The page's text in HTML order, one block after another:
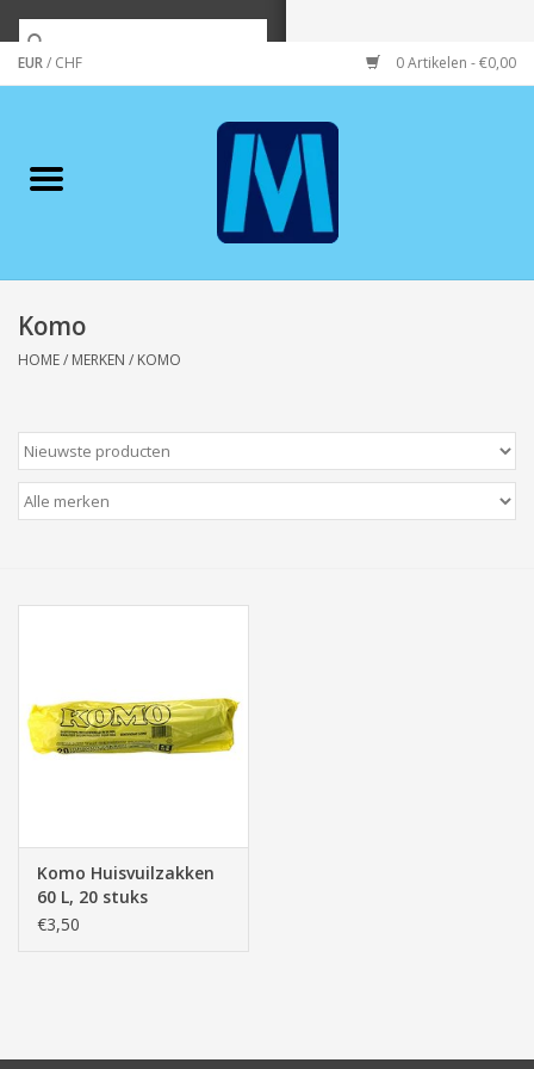
EUR/ CHF 0 Artikelen - €0,00
Merken
Wonen/koken/huishouden
Wenskaarten
Zeeuws/Streek
Elektra
Speelgoed & hobby
Cadeau & feest
Komo
HOME/ MERKEN / KOMO
Komo Huisvuilzakken
60 L, 20 stuks
€3,50